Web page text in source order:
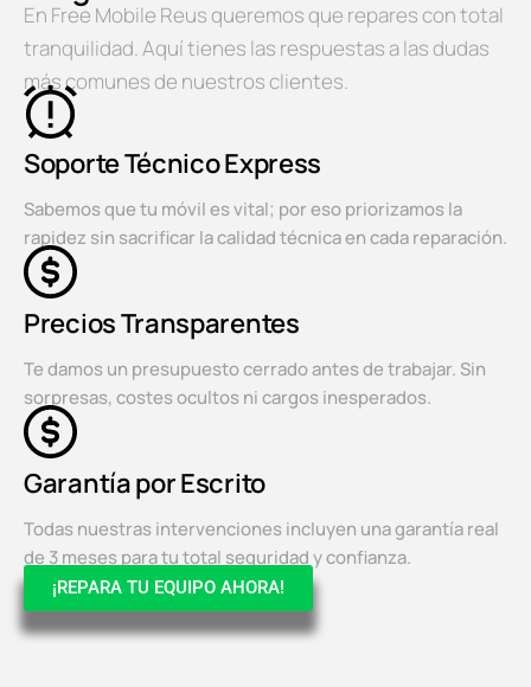
En Free Mobile Reus queremos que repares con total
tranquilidad. Aquí tienes las respuestas a las dudas
más comunes de nuestros clientes.
Soporte Técnico Express
Sabemos que tu móvil es vital; por eso priorizamos la
rapidez sin sacrificar la calidad técnica en cada reparación.
Precios Transparentes
Te damos un presupuesto cerrado antes de trabajar. Sin
sorpresas, costes ocultos ni cargos inesperados.
Garantía por Escrito
Todas nuestras intervenciones incluyen una garantía real
de 3 meses para tu total seguridad y confianza.
¡REPARA TU EQUIPO AHORA!